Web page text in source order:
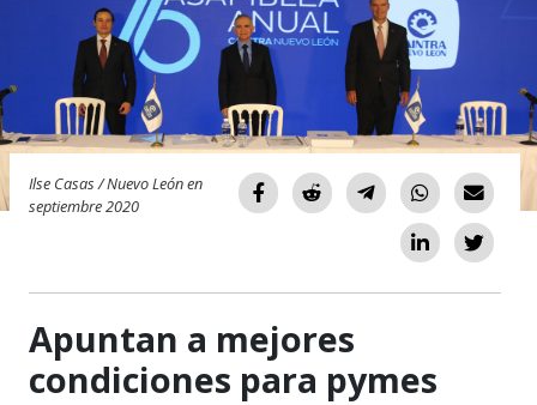
Ilse Casas / Nuevo León en
septiembre 2020
Apuntan a mejores
condiciones para pymes